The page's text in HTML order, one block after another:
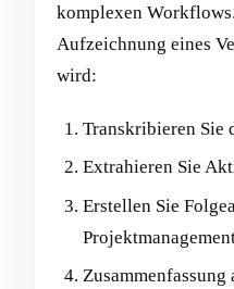
komplexen
Aufzeichnung eines
wird:
Transkribieren Sie
Extrahieren Sie
Erstellen Sie
Zusammenfassung